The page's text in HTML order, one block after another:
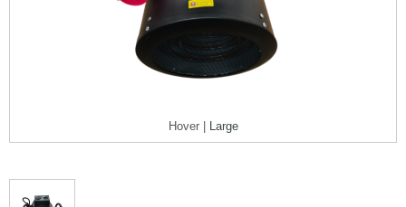
Hover | Large